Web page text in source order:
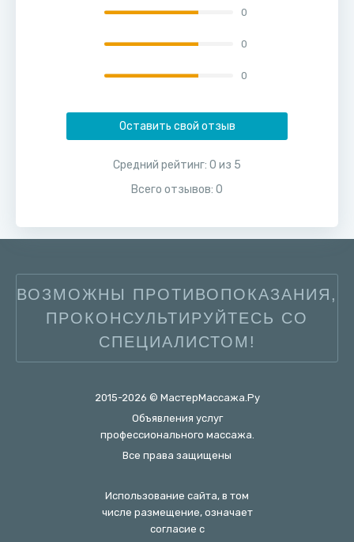
0
0
0
Оставить свой отзыв
Средний рейтинг: 0 из 5
Всего отзывов: 0
ВОЗМОЖНЫ ПРОТИВОПОКАЗАНИЯ,
ПРОКОНСУЛЬТИРУЙТЕСЬ СО
СПЕЦИАЛИСТОМ!
2015-2026 © МастерМассажа.Ру
Объявления услуг
профессионального массажа.
Все права защищены
Использование сайта, в том
числе размещение, означает
согласие с